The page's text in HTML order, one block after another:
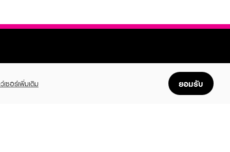
เซอร์เพิ่มเติม ยอมรับ